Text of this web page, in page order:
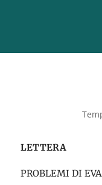
LETTERA
PROBLEMI DI